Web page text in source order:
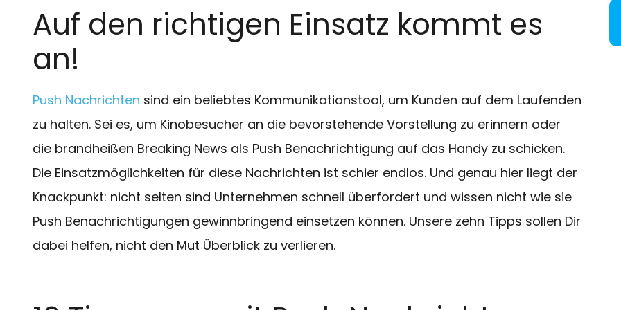
Auf den richtigen Einsatz kommt es
an!
Push Nachrichten sind ein beliebtes Kommunikationstool, um Kunden auf dem Laufenden
zu halten. Sei es, um Kinobesucher an die bevorstehende Vorstellung zu erinnern oder
die brandheißen Breaking News als Push Benachrichtigung auf das Handy zu schicken.
Die Einsatzmöglichkeiten für diese Nachrichten ist schier endlos. Und genau hier liegt der
Knackpunkt: nicht selten sind Unternehmen schnell überfordert und wissen nicht wie sie
Push Benachrichtigungen gewinnbringend einsetzen können. Unsere zehn Tipps sollen Dir
dabei helfen, nicht denMutÜberblick zu verlieren.